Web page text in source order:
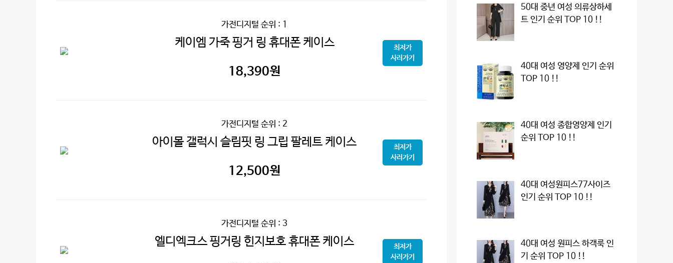
가전디지털 순위 : 1
케이엠 가죽 핑거 링 휴대폰 케이스
18,390원
최저가
사러가기
가전디지털 순위 : 2
아이몰 갤럭시 슬림핏 링 그립 팔레트 케이스
12,500원
최저가
사러가기
가전디지털 순위 : 3
엘디엑크스 핑거링 힌지보호 휴대폰 케이스
최저가
사러가기
50대 중년 여성 의류상하세
트 인기 순위 TOP 10 !!
40대 여성 영양제 인기 순위
TOP 10 !!
40대 여성 종합영양제 인기
순위 TOP 10 !!
40대 여성원피스77사이즈
인기 순위 TOP 10 !!
40대 여성 원피스 하객룩 인
기 순위 TOP 10 !!